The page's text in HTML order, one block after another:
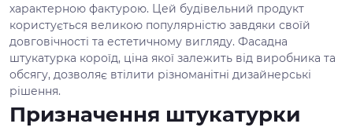
характерною фактурою. Цей будівельний продукт
користується великою популярністю завдяки своїй
довговічності та естетичному вигляду. Фасадна
штукатурка короїд, ціна якої залежить від виробника та
обсягу, дозволяє втілити різноманітні дизайнерські
рішення.
Призначення штукатурки